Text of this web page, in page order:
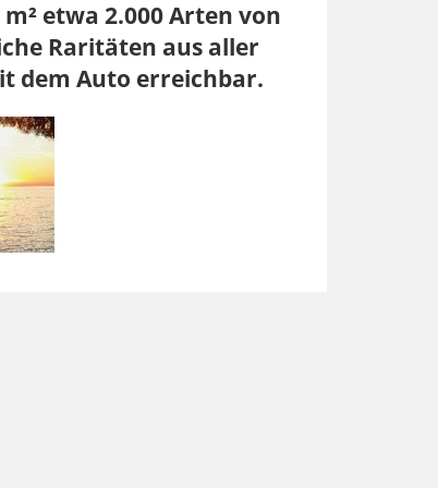
etwa 2.000 Arten von
Raritäten aus aller
dem Auto erreichbar.